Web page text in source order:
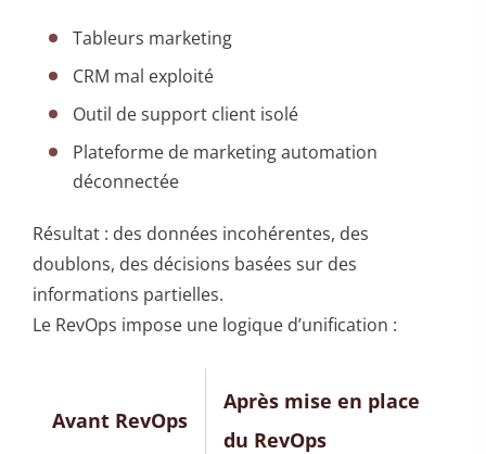
Tableurs marketing
CRM mal exploité
Outil de support client isolé
Plateforme de marketing automation
déconnectée
Résultat : des données incohérentes, des
doublons, des décisions basées sur des
informations partielles.
Le RevOps impose une logique d’unification :
Avant RevOps
Après mise en place
du RevOps